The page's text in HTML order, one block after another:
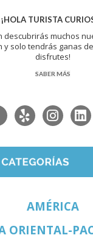
¡HOLA TURISTA
descubrirás muchos
solo tendrás ganas
disfrutes!
SABER MÁS
AMÉRICA
ORIENTAL-